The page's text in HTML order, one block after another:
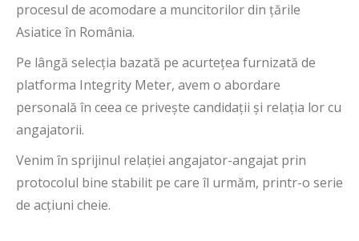
procesul de acomodare a muncitorilor din țările
Asiatice în România.
Pe lângă selecția bazată pe acurtețea furnizată de
platforma Integrity Meter, avem o abordare
personală în ceea ce privește candidații și relația lor cu
angajatorii.
Venim în sprijinul relației angajator-angajat prin
protocolul bine stabilit pe care îl urmăm, printr-o serie
de acțiuni cheie.